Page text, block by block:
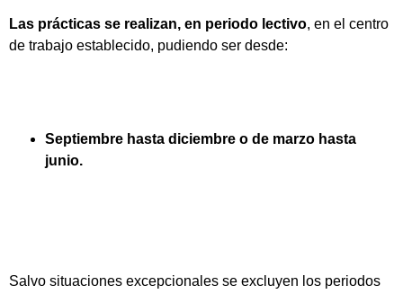
Las prácticas se realizan, en periodo lectivo, en el centro
de trabajo establecido, pudiendo ser desde:
Septiembre hasta diciembre o de marzo hasta
junio.
Salvo situaciones excepcionales se excluyen los periodos